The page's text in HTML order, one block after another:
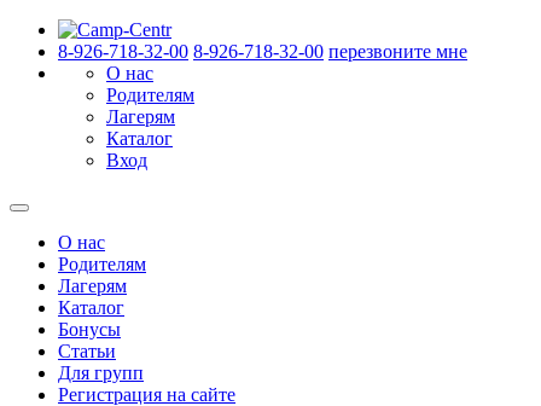
8-926-718-32-00 8-926-718-32-00 перезвоните мне
О нас
Родителям
Лагерям
Каталог
Вход
О нас
Родителям
Лагерям
Каталог
Бонусы
Статьи
Для групп
Регистрация на сайте